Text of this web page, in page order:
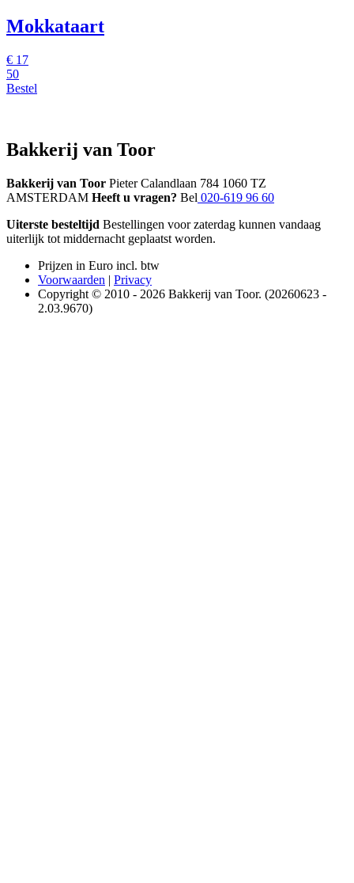
Mokkataart
€ 17
50
Bestel
Bakkerij van Toor
Bakkerij van Toor Pieter Calandlaan 784 1060 TZ
AMSTERDAM Heeft u vragen? Bel 020-619 96 60
Uiterste besteltijd Bestellingen voor zaterdag kunnen vandaag
uiterlijk tot middernacht geplaatst worden.
Prijzen in Euro incl. btw
Voorwaarden | Privacy
Copyright © 2010 - 2026 Bakkerij van Toor. (20260623 -
2.03.9670)